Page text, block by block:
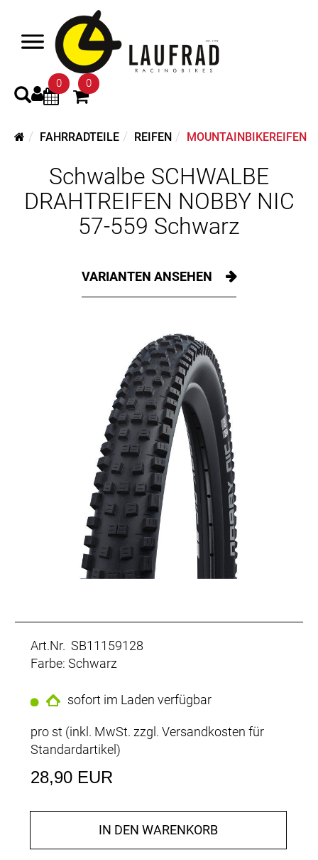
0 0
FAHRRADTEILE REIFEN MOUNTAINBIKEREIFEN
Schwalbe SCHWALBE
DRAHTREIFEN NOBBY NIC
57-559 Schwarz
VARIANTEN ANSEHEN
Art.Nr. SB11159128
Farbe: Schwarz
sofort im Laden verfügbar
pro st (inkl. MwSt. zzgl. Versandkosten für
Standardartikel)
28,90 EUR
IN DEN WARENKORB